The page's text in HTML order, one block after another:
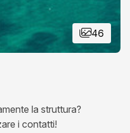
46
la struttura?
i contatti!